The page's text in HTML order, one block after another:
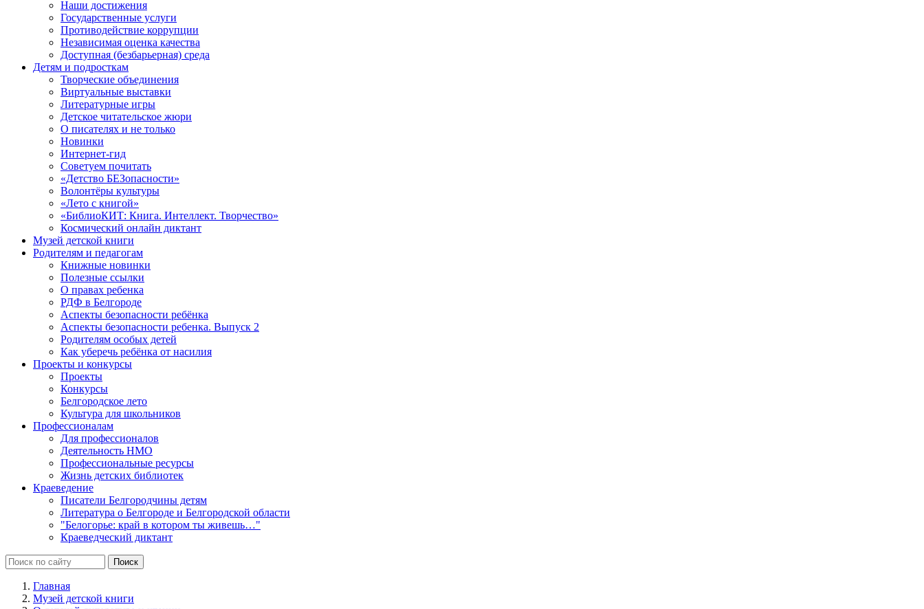
Наши достижения
Государственные услуги
Противодействие коррупции
Независимая оценка качества
Доступная (безбарьерная) среда
Детям и подросткам
Творческие объединения
Виртуальные выставки
Литературные игры
Детское читательское жюри
О писателях и не только
Новинки
Интернет-гид
Советуем почитать
«Детство БЕЗопасности»
Волонтёры культуры
«Лето с книгой»
«БиблиоКИТ: Книга. Интеллект. Творчество»
Космический онлайн диктант
Музей детской книги
Родителям и педагогам
Книжные новинки
Полезные ссылки
О правах ребенка
РДФ в Белгороде
Аспекты безопасности ребёнка
Аспекты безопасности ребенка. Выпуск 2
Родителям особых детей
Как уберечь ребёнка от насилия
Проекты и конкурсы
Проекты
Конкурсы
Белгородское лето
Культура для школьников
Профессионалам
Для профессионалов
Деятельность НМО
Профессиональные ресурсы
Жизнь детских библиотек
Краеведение
Писатели Белгородчины детям
Литература о Белгороде и Белгородской области
"Белогорье: край в котором ты живешь…"
Краеведческий диктант
Главная
Музей детской книги